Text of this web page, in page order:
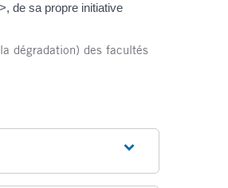
de sa propre initiative
dégradation) des facultés